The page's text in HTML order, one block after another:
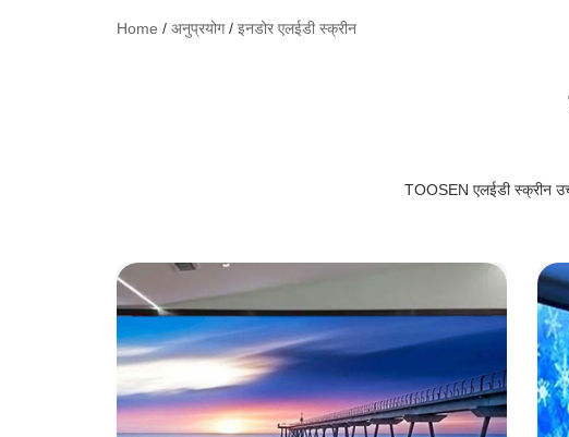
Home / अनुप्रयोग/ इनडोर एलईडी स्क्रीन
TOOSEN एलईडी स्क्रीन